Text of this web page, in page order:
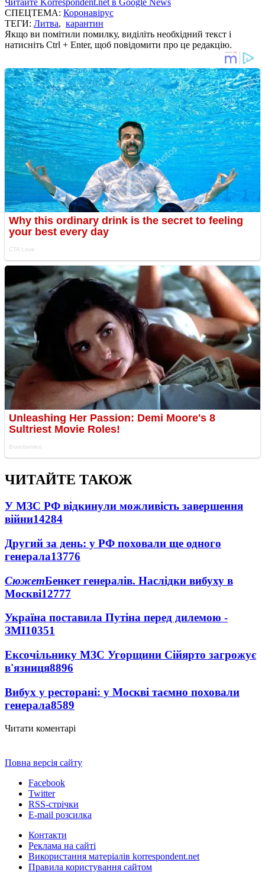
СПЕЦТЕМА: Коронавірус
ТЕГИ: Литва, карантин
Якщо ви помітили помилку, виділіть необхідний текст і
натисніть Ctrl + Enter, щоб повідомити про це редакцію.
ЧИТАЙТЕ ТАКОЖ
У МЗС РФ відкинули можливість завершення
війни14284
Другий за день: у РФ поховали ще одного
генерала13776
СюжетБенкет генералів. Наслідки вибуху в
Москві12777
Україна поставила Путіна перед дилемою -
ЗМІ10351
Ексочільнику МЗС Угорщини Сійярто загрожує
в'язниця8896
Вибух у ресторані: у Москві таємно поховали
генерала8589
Читати коментарі
Повна версія сайту
Facebook
Twitter
RSS-стрічки
E-mail розсилка
Контакти
Реклама на сайті
Використання матеріалів korrespondent.net
Правила користування сайтом